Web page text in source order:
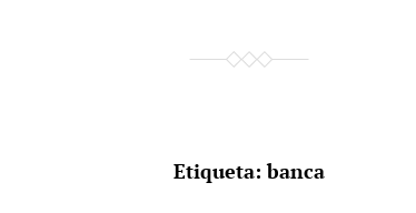
Etiqueta:banca